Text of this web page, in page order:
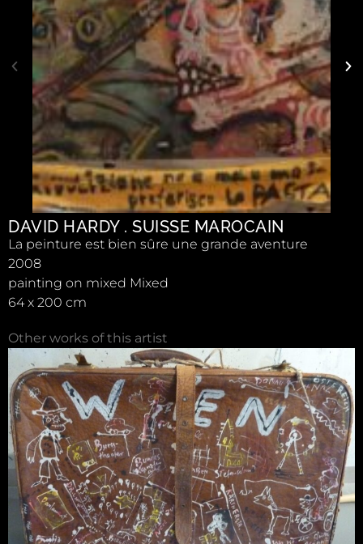
DAVID HARDY . SUISSE MAROCAIN
La peinture est bien sûre une grande aventure
2008
painting on mixed Mixed
64 x 200 cm
Other works of this artist